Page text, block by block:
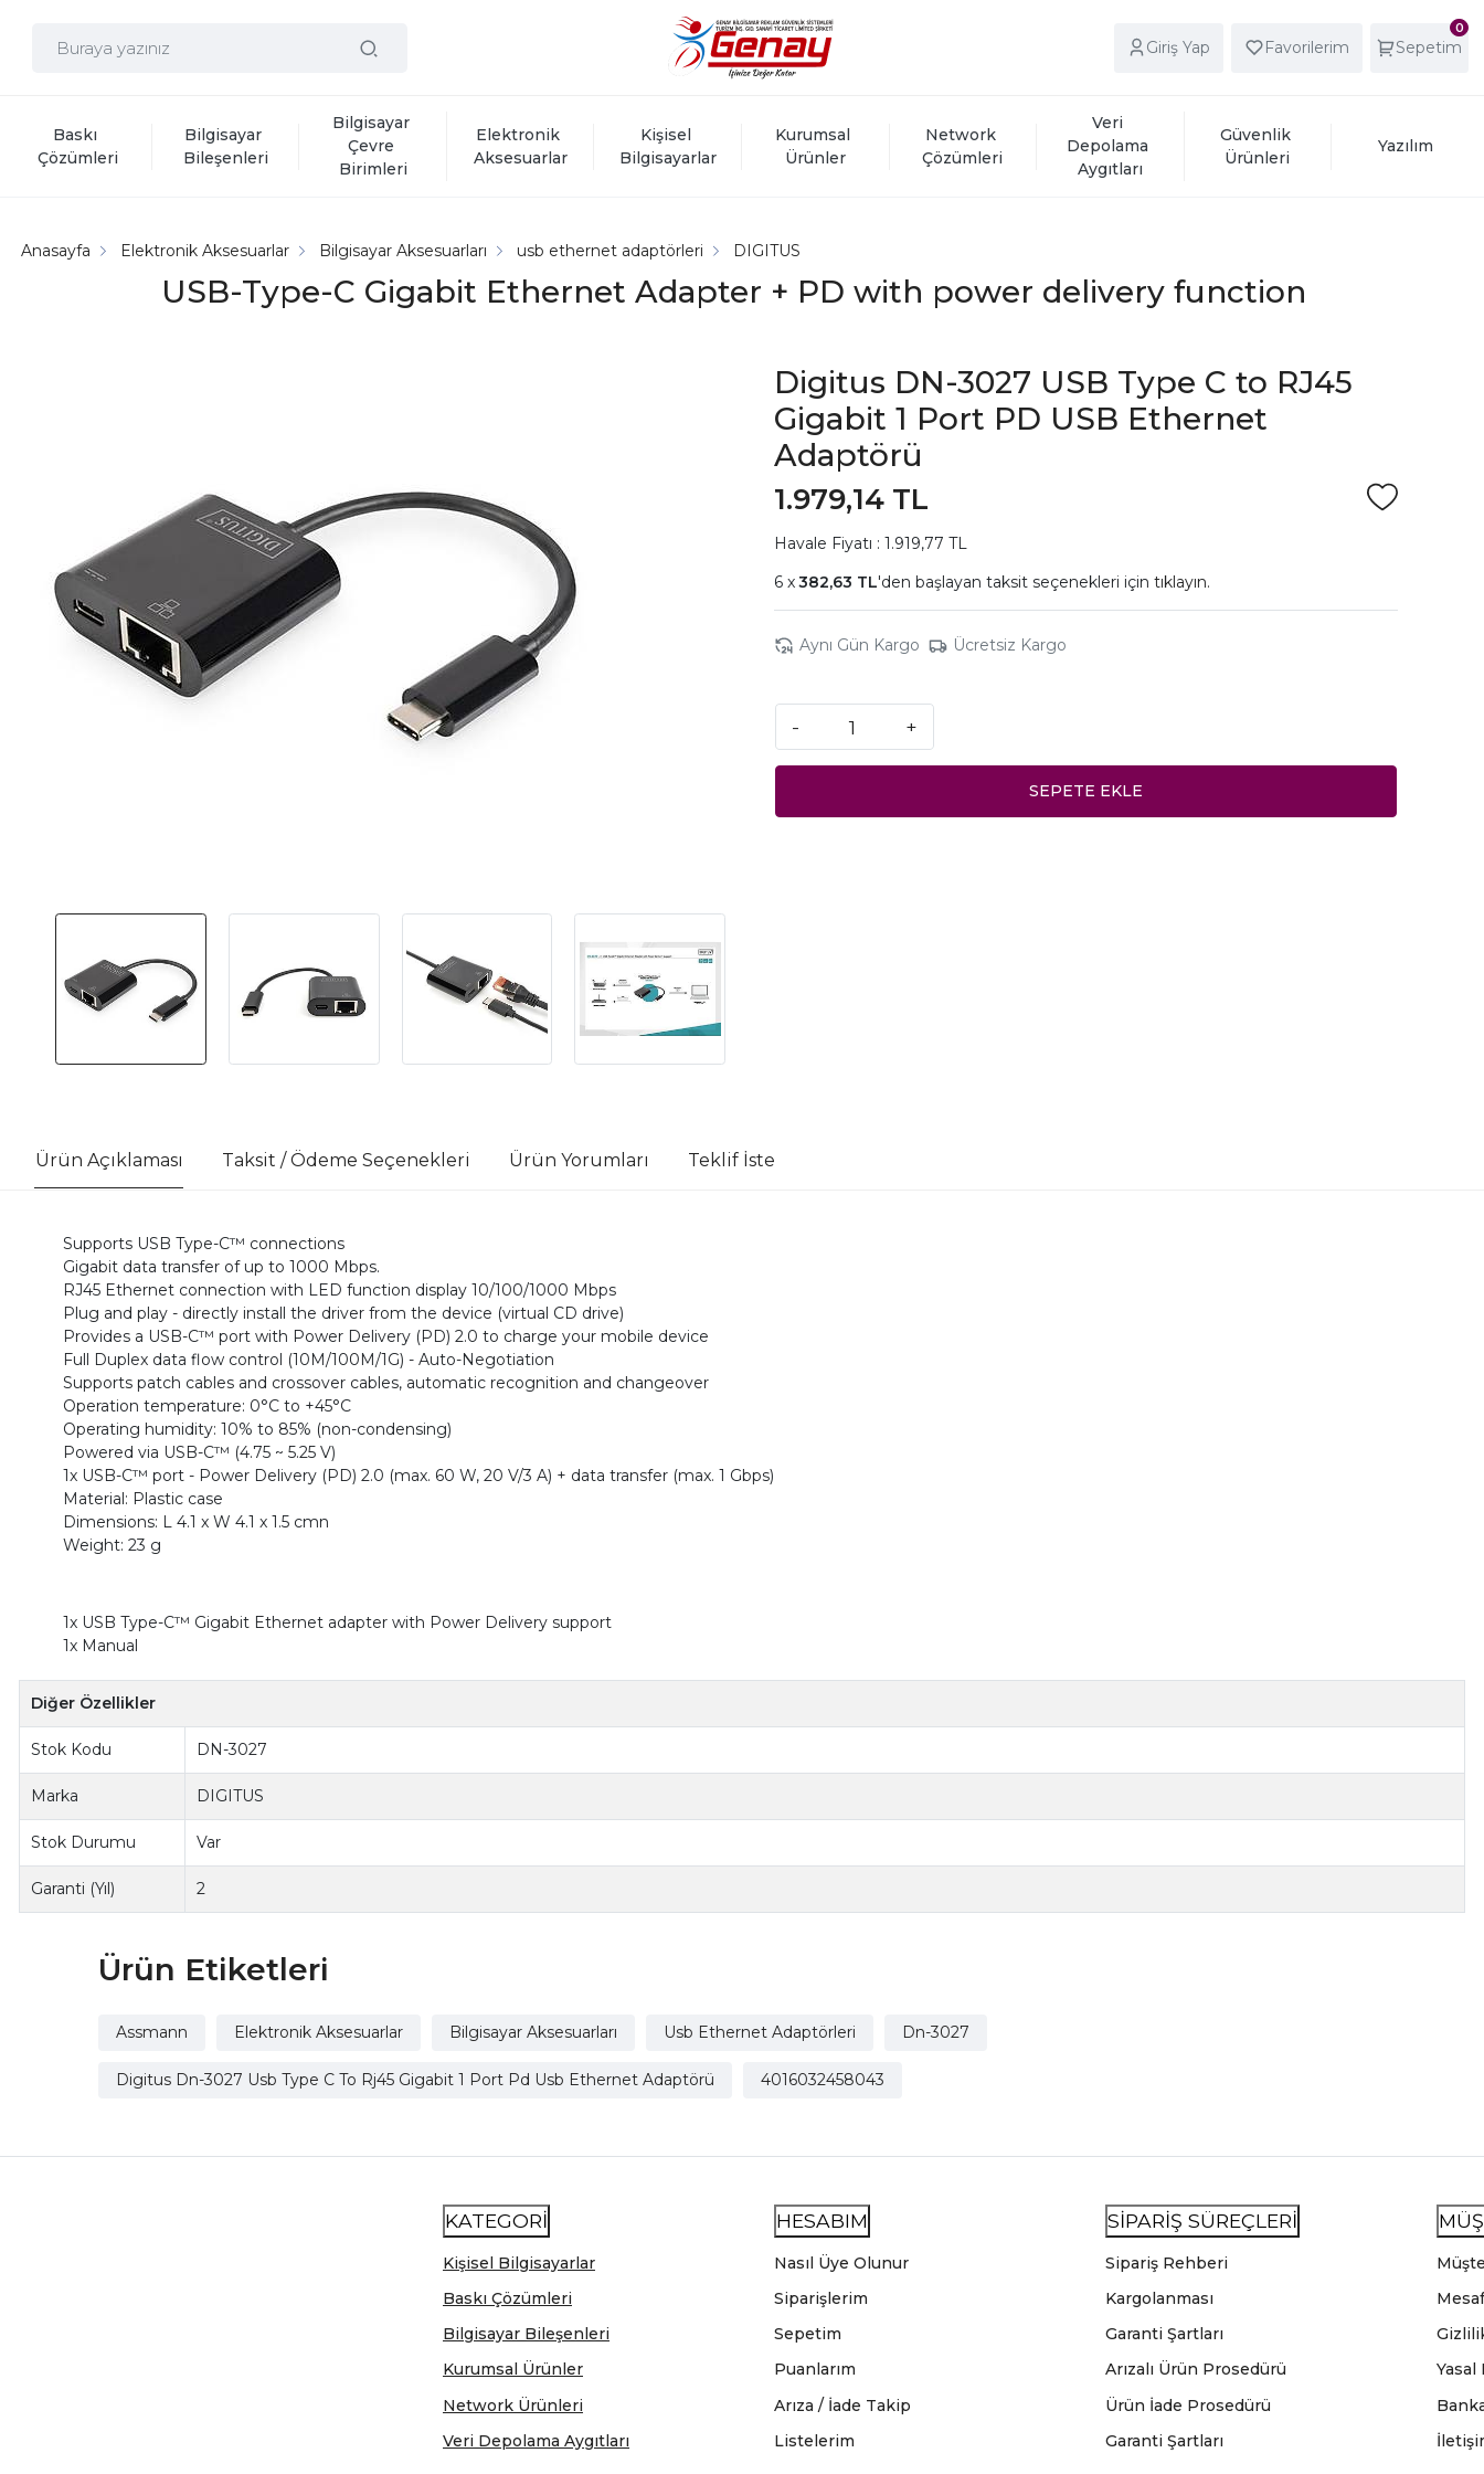
Giriş Yap Favorilerim
0
Sepetim
Baskı
Çözümleri
Bilgisayar
Bileşenleri
Bilgisayar
Çevre
Birimleri
Elektronik
Aksesuarlar
Kişisel
Bilgisayarlar
Kurumsal
Ürünler
Network
Çözümleri
Veri
Depolama
Aygıtları
Güvenlik
Ürünleri
Yazılım
USB-Type-C Gigabit Ethernet Adapter + PD with power delivery function
Anasayfa Elektronik Aksesuarlar Bilgisayar Aksesuarları usb ethernet adaptörleri DIGITUS
Digitus DN-3027 USB Type C to RJ45
Gigabit 1 Port PD USB Ethernet
Adaptörü
1.979,14 TL
Havale Fiyatı : 1.919,77 TL
382,63 TL'den başlayan taksit seçenekleri için tıklayın.
Aynı Gün Kargo Ücretsiz Kargo
- +
SEPETE EKLE
Ürün Açıklaması Taksit / Ödeme Seçenekleri Ürün Yorumları Teklif İste
Supports USB Type-C™ connections
Gigabit data transfer of up to 1000 Mbps.
RJ45 Ethernet connection with LED function display 10/100/1000 Mbps
Plug and play - directly install the driver from the device (virtual CD drive)
Provides a USB-C™ port with Power Delivery (PD) 2.0 to charge your mobile device
Full Duplex data flow control (10M/100M/1G) - Auto-Negotiation
Supports patch cables and crossover cables, automatic recognition and changeover
Operation temperature: 0°C to +45°C
Operating humidity: 10% to 85% (non-condensing)
Powered via USB-C™ (4.75 ~ 5.25 V)
1x USB-C™ port - Power Delivery (PD) 2.0 (max. 60 W, 20 V/3 A) + data transfer (max. 1 Gbps)
Material: Plastic case
Dimensions: L 4.1 x W 4.1 x 1.5 cmn
Weight: 23 g
1x USB Type-C™ Gigabit Ethernet adapter with Power Delivery support
1x Manual
Diğer Özellikler
Stok Kodu DN-3027
Marka DIGITUS
Stok Durumu Var
Garanti (Yıl) 2
Ürün Etiketleri
Assmann Elektronik Aksesuarlar Bilgisayar Aksesuarları Usb Ethernet Adaptörleri Dn-3027
Digitus Dn-3027 Usb Type C To Rj45 Gigabit 1 Port Pd Usb Ethernet Adaptörü 4016032458043
KATEGORİ
Kişisel Bilgisayarlar
Baskı Çözümleri
Bilgisayar Bileşenleri
Kurumsal Ürünler
Network Ürünleri
Veri Depolama Aygıtları
HESABIM
Nasıl Üye Olunur
Siparişlerim
Sepetim
Puanlarım
Arıza / İade Takip
Listelerim
SİPARİŞ SÜREÇLERİ
Sipariş Rehberi
Kargolanması
Garanti Şartları
Arızalı Ürün Prosedürü
Ürün İade Prosedürü
Garanti Şartları
Yasal